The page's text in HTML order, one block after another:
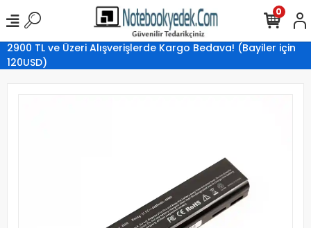
2900 TL ve Üzeri Alışverişlerde Kargo Bedava! (Bayiler için
120USD)
0